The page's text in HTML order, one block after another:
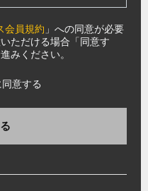
会員規約 」への同意が必要
ただける場合「同意す
みください。
意する